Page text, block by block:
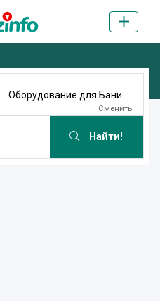
Оборудование для Бани
Сменить
Найти!